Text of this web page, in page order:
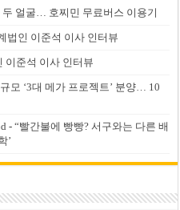
두 얼굴… 호찌민 무료버스 이용기
법인 이준석 이사 인터뷰
이준석 이사 인터뷰
모 ‘3대 메가 프로젝트’ 분양… 10
-“빨간불에 빵빵? 서구와는 다른 배
’